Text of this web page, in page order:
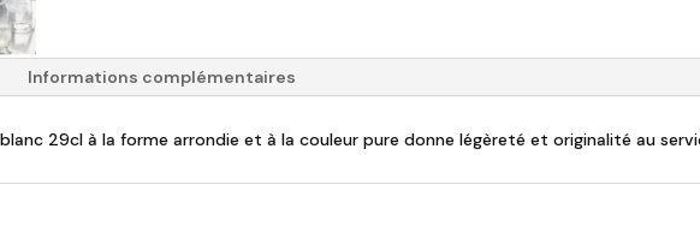
Informations complémentaires
blanc 29cl à la forme arrondie et à la couleur pure donne légèreté et originalité au